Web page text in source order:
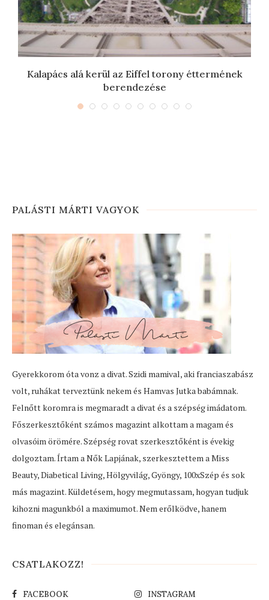
Kalapács alá kerül az Eiffel torony éttermének
berendezése
PALÁSTI MÁRTI VAGYOK
Gyerekkorom óta vonz a divat. Szidi mamival, aki franciaszabász
volt, ruhákat terveztünk nekem és Hamvas Jutka babámnak.
Felnőtt koromra is megmaradt a divat és a szépség imádatom.
Főszerkesztőként számos magazint alkottam a magam és
olvasóim örömére. Szépség rovat szerkesztőként is évekig
dolgoztam. Írtam a Nők Lapjának, szerkesztettem a Miss
Beauty, Diabetical Living, Hölgyvilág, Gyöngy, 100xSzép és sok
más magazint. Küldetésem, hogy megmutassam, hogyan tudjuk
kihozni magunkból a maximumot. Nem erőlködve, hanem
finoman és elegánsan.
CSATLAKOZZ!
FACEBOOK INSTAGRAM